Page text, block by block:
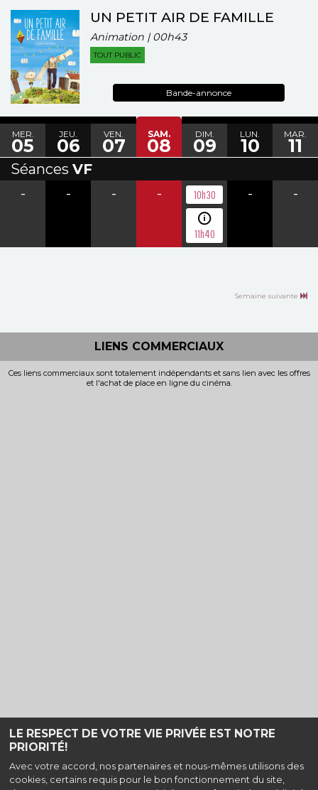
LE RESPECT DE VOTRE VIE PRIVÉE EST NOTRE
PRIORITÉ!
Avec votre accord, nos partenaires et nous-mêmes utilisons des
cookies, certains requis pour le bon fonctionnement du site,
UN PETIT AIR DE FAMILLE
Animation | 00h43
TOUT PUBLIC
Bande-annonce
MER.
05
JEU.
06
VEN.
07
SAM.
08
DIM.
09
LUN.
10
MAR.
11
Séances VF
-
- - - 10h30
11h40
- -
Semaine suivante
LIENS COMMERCIAUX
Ces liens commerciaux sont totalement indépendants et sans lien avec les offres
et l'achat de place en ligne du cinéma.
Majestic Douai, 600 Boulevard de la république, 59500